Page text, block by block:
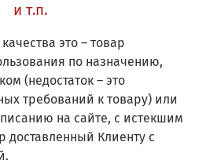
и т.п.
это – товар
по назначению,
(недостаток – это
требований к товару) или
на сайте, с истекшим
доставленный Клиенту с